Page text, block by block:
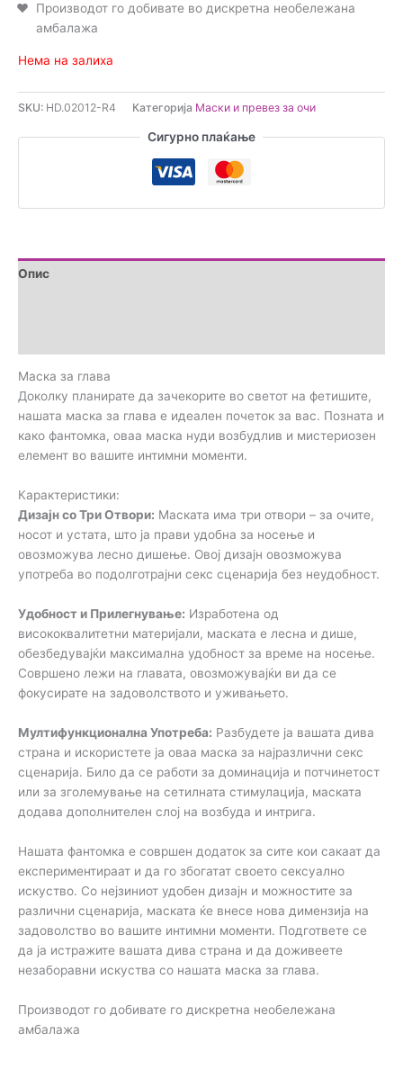
Производот го добивате во дискретна необележана
амбалажа
Нема на залиха
SKU: HD.02012-R4 Категорија Маски и превез за очи
Сигурно плаќање
Опис
Маска за глава
Доколку планирате да зачекорите во светот на фетишите,
нашата маска за глава е идеален почеток за вас. Позната и
како фантомка, оваа маска нуди возбудлив и мистериозен
елемент во вашите интимни моменти.
Карактеристики:
Дизајн со Три Отвори: Маската има три отвори – за очите,
носот и устата, што ја прави удобна за носење и
овозможува лесно дишење. Овој дизајн овозможува
употреба во подолготрајни секс сценарија без неудобност.
Удобност и Прилегнување: Изработена од
висококвалитетни материјали, маската е лесна и дише,
обезбедувајќи максимална удобност за време на носење.
Совршено лежи на главата, овозможувајќи ви да се
фокусирате на задоволството и уживањето.
Мултифункционална Употреба: Разбудете ја вашата дива
страна и искористете ја оваа маска за најразлични секс
сценарија. Било да се работи за доминација и потчинетост
или за зголемување на сетилната стимулација, маската
додава дополнителен слој на возбуда и интрига.
Нашата фантомка е совршен додаток за сите кои сакаат да
експериментираат и да го збогатат своето сексуално
искуство. Со нејзиниот удобен дизајн и можностите за
различни сценарија, маската ќе внесе нова димензија на
задоволство во вашите интимни моменти. Подгответе се
да ја истражите вашата дива страна и да доживеете
незаборавни искуства со нашата маска за глава.
Производот го добивате го дискретна необележана
амбалажа